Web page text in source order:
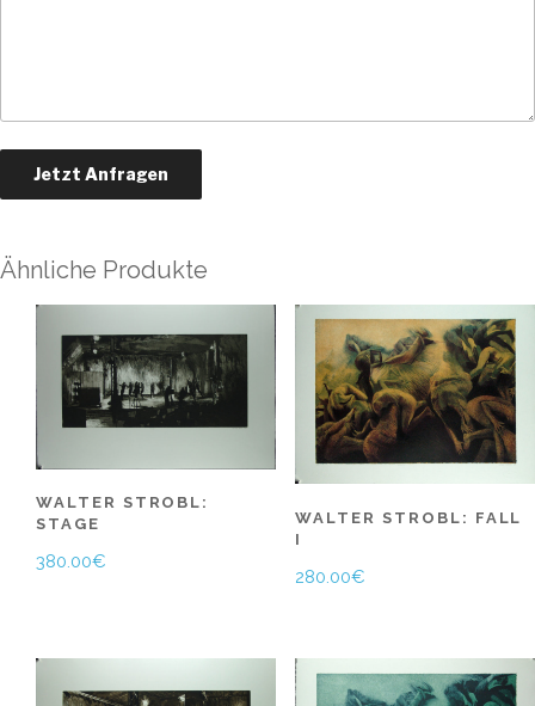
Ähnliche Produkte
WALTER STROBL:
STAGE
380.00€
WALTER STROBL: FALL
I
280.00€